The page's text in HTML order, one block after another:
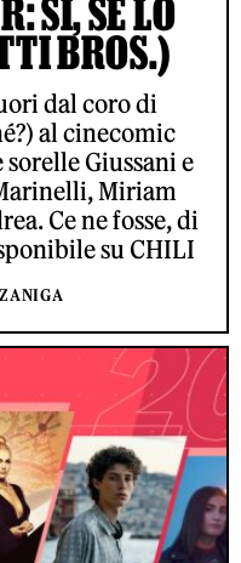
SÌ, SE LO
BROS.)
dal coro di
al cinecomic
Giussani e
Miriam
Ce ne fosse, di
su CHILI